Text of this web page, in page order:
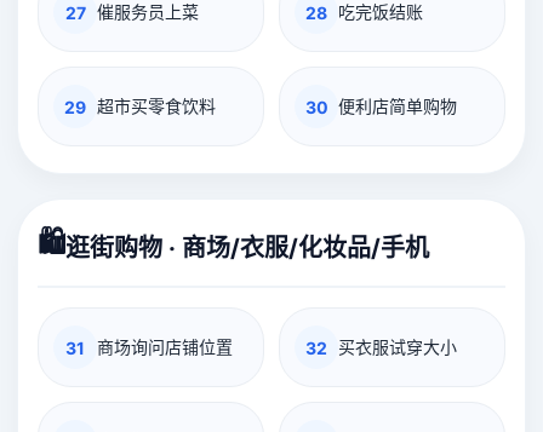
27 催服务员上菜 28 吃完饭结账
29 超市买零食饮料 30 便利店简单购物
🛍️逛街购物 · 商场/衣服/化妆品/手机
31 商场询问店铺位置 32 买衣服试穿大小